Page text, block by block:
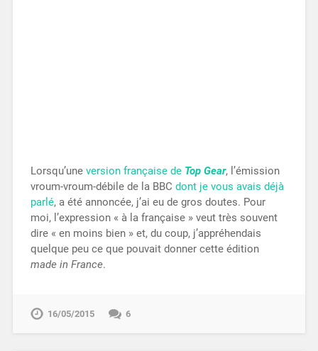
Lorsqu’une version française de Top Gear, l’émission
vroum-vroum-débile de la BBC dont je vous avais déjà
parlé, a été annoncée, j’ai eu de gros doutes. Pour
moi, l’expression « à la française » veut très souvent
dire « en moins bien » et, du coup, j’appréhendais
quelque peu ce que pouvait donner cette édition
made in France.
16/05/2015 6